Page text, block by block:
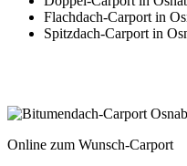
Flachdach-Carport in
Spitzdach-Carport in
Online zum Wunsch-Carport